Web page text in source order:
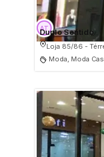
Duplo Sentido
Loja 85/86 -
Moda, Moda